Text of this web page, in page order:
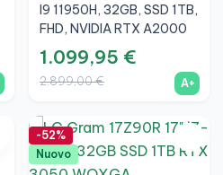
I9 11950H, 32GB, SSD 1TB,
FHD, NVIDIA RTX A2000
4GB, A+
1.099,95 €
2.899,00 € A+
-52%
Nuovo